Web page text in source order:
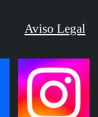
Aviso Legal